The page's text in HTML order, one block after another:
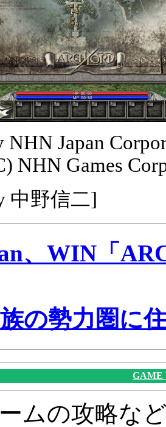
NHN Japan
NHN Games
中野信二]
、WIN「
の勢力圏に
GAME
ムの攻略な